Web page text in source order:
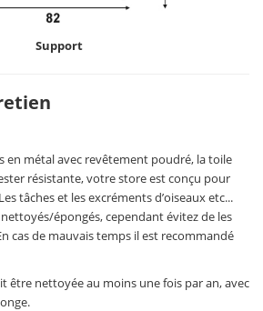
Support
en métal avec revêtement poudré, la toile
résistante, votre store est conçu pour
tâches et les excréments d’oiseaux etc...
épongés, cependant évitez de les
cas de mauvais temps il est recommandé
être nettoyée au moins une fois par an, avec